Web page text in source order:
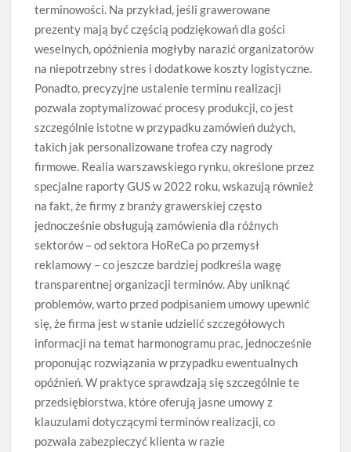
terminowości. Na przykład, jeśli grawerowane
prezenty mają być częścią podziękowań dla gości
weselnych, opóźnienia mogłyby narazić organizatorów
na niepotrzebny stres i dodatkowe koszty logistyczne.
Ponadto, precyzyjne ustalenie terminu realizacji
pozwala zoptymalizować procesy produkcji, co jest
szczególnie istotne w przypadku zamówień dużych,
takich jak personalizowane trofea czy nagrody
firmowe. Realia warszawskiego rynku, określone przez
specjalne raporty GUS w 2022 roku, wskazują również
na fakt, że firmy z branży grawerskiej często
jednocześnie obsługują zamówienia dla różnych
sektorów – od sektora HoReCa po przemysł
reklamowy – co jeszcze bardziej podkreśla wagę
transparentnej organizacji terminów. Aby uniknąć
problemów, warto przed podpisaniem umowy upewnić
się, że firma jest w stanie udzielić szczegółowych
informacji na temat harmonogramu prac, jednocześnie
proponując rozwiązania w przypadku ewentualnych
opóźnień. W praktyce sprawdzają się szczególnie te
przedsiębiorstwa, które oferują jasne umowy z
klauzulami dotyczącymi terminów realizacji, co
pozwala zabezpieczyć klienta w razie